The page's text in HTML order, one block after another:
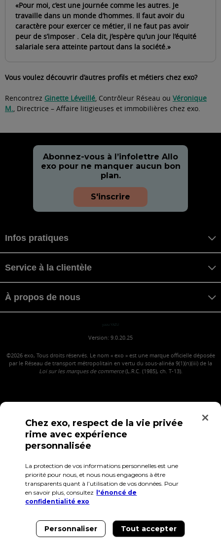
«Pour moi, c’est une journée comme les autres. Je
travaille dans un monde d’hommes. Il faut avoir du
caractère pour exercer ce métier, il ne faut pas avoir
peur de s’imposer . Cela dit, j’espère qu’un jour l’équité
salariale sera atteinte partout dans la société.»
Vous voulez découvrir d’autres profils et métiers chez exo?
Rencontrez Ginette Léveillé, Contrôleur Réseau ou Véronique
M., Directrice – Affaire litigieuses et immobilières chez exo.
Abonnez-vous à l’infolettre Allo
exo pour ne manquer aucun bon
plan.
S'inscrire
Infos pratiques
Service à la clientèle
À propos de nous
yazu YAZU
Version: 9.0.20.25
©2026 exo, Tous droits réservés. Le nom « exo » est une marque officielle déposée
par le Réseau de transport métropolitain en vertu du sous-alinéa 9(1)(n)(iii) de la
Loi sur les marques de commerce(L.R.C. (1985), ch. T-13).
Confidentialité Conditions d'utilisation Accès employés
Chez exo, respect de la vie privée
rime avec expérience
personnalisée
La protection de vos informations personnelles est une
priorité pour nous, et nous nous engageons à être
transparents quant à l’utilisation de vos données. Pour
en savoir plus, consultez
l'énoncé de
confidentialité exo
Personnaliser Tout accepter